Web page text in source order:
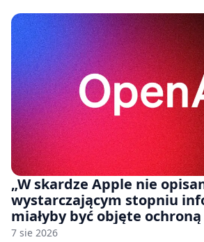
„W skardze Apple nie
wystarczającym stopniu
miałyby być objęte
handlowej”. OpenAI żąda
7 sie 2026